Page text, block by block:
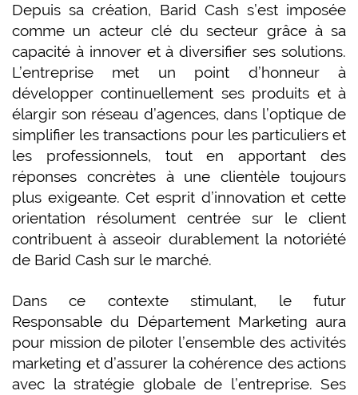
Depuis sa création, Barid Cash s’est imposée
comme un acteur clé du secteur grâce à sa
capacité à innover et à diversifier ses solutions.
L’entreprise met un point d’honneur à
développer continuellement ses produits et à
élargir son réseau d’agences, dans l’optique de
simplifier les transactions pour les particuliers et
les professionnels, tout en apportant des
réponses concrètes à une clientèle toujours
plus exigeante. Cet esprit d’innovation et cette
orientation résolument centrée sur le client
contribuent à asseoir durablement la notoriété
de Barid Cash sur le marché.
Dans ce contexte stimulant, le futur
Responsable du Département Marketing aura
pour mission de piloter l’ensemble des activités
marketing et d’assurer la cohérence des actions
avec la stratégie globale de l’entreprise. Ses